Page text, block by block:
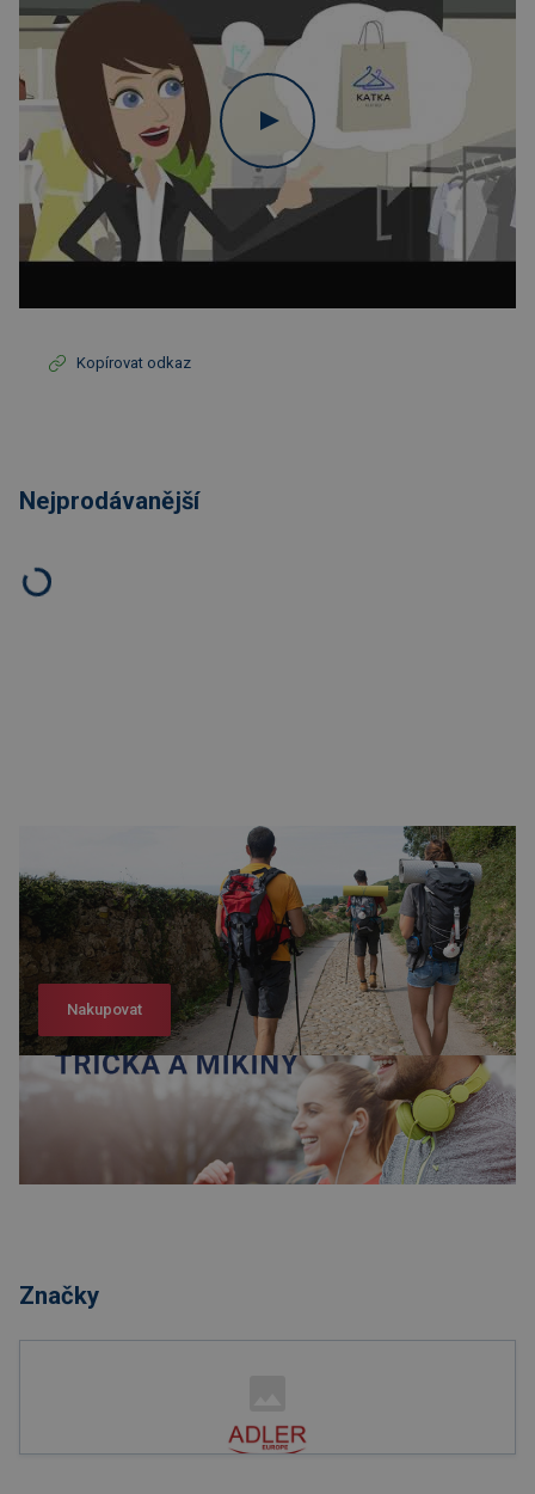
Kopírovat odkaz
Nejprodávanější
Nakupovat
Značky